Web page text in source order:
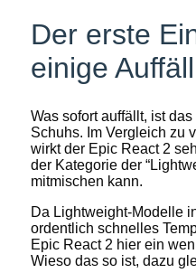
Der erste
einige
Was sofort auffällt, ist
Schuhs. Im Vergleich zu
wirkt der Epic React 2
der Kategorie der
mitmischen kann.
Da Lightweight-Modelle
ordentlich schnelles
Epic React 2 hier ein
Wieso das so ist, dazu